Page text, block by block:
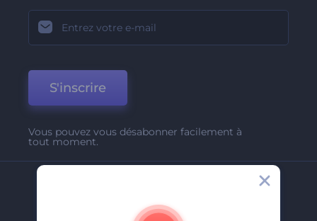
S'inscrire
Vous pouvez vous désabonner facilement à
tout moment.
A Propos De Nous